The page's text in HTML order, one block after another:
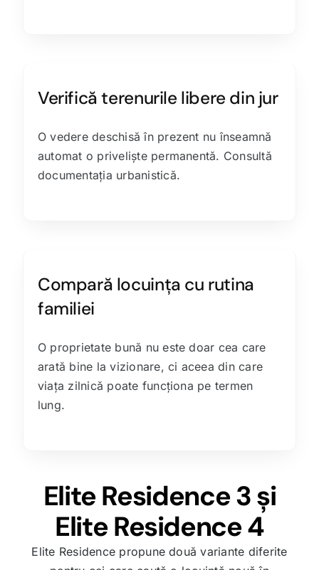
Verifică terenurile libere din jur
O vedere deschisă în prezent nu înseamnă
automat o priveliște permanentă. Consultă
documentația urbanistică.
Compară locuința cu rutina
familiei
O proprietate bună nu este doar cea care
arată bine la vizionare, ci aceea din care
viața zilnică poate funcționa pe termen
lung.
Elite Residence 3 și
Elite Residence 4
Elite Residence propune două variante diferite